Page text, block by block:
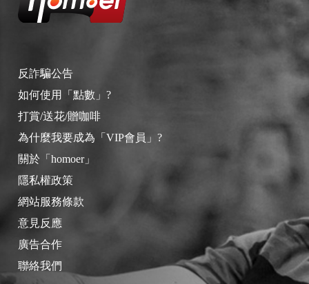
反詐騙公告
如何使用「點數」?
打賞/送花/贈咖啡
為什麼我要成為「VIP會員」?
關於「homoer」
隱私權政策
網站服務條款
意見反應
廣告合作
聯絡我們